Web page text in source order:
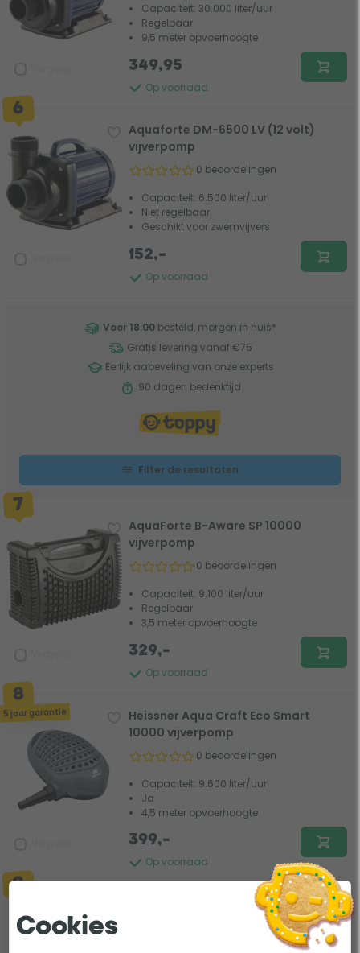
Capaciteit: 30.000 liter/uur
Regelbaar
9,5 meter opvoerhoogte
Op voorraad
349,95
Aquaforte DM-6500 LV (12 volt)
vijverpomp
0 beoordelingen
Capaciteit: 6.500 liter/uur
Niet regelbaar
Geschikt voor zwemvijvers
Op voorraad
152,-
Voor 18:00besteld, morgen in huis*
Gratis levering vanaf €75
Eerlijk aabeveling van onze experts
90 dagen bedenktijd
Filter de resultaten
AquaForte B-Aware SP 10000
vijverpomp
0 beoordelingen
Capaciteit: 9.100 liter/uur
Regelbaar
3,5 meter opvoerhoogte
Op voorraad
329,-
5 jaar garantie
Heissner Aqua Craft Eco Smart
10000 vijverpomp
0 beoordelingen
Capaciteit: 9.600 liter/uur
Ja
4,5 meter opvoerhoogte
Op voorraad
399,-
Aquaforte DM-Vario 10000S WIFI
Cookies